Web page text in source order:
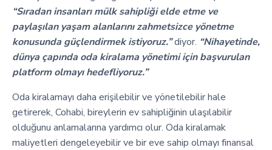
“Sıradan insanları mülk sahipliği elde etme ve
paylaşılan yaşam alanlarını zahmetsizce yönetme
konusunda güçlendirmek istiyoruz.”diyor. “Nihayetinde,
dünya çapında oda kiralama yönetimi için başvurulan
platform olmayı hedefliyoruz.”
Oda kiralamayı daha erişilebilir ve yönetilebilir hale
getirerek, Cohabi, bireylerin ev sahipliğinin ulaşılabilir
olduğunu anlamalarına yardımcı olur. Oda kiralamak
maliyetleri dengeleyebilir ve bir eve sahip olmayı finansal